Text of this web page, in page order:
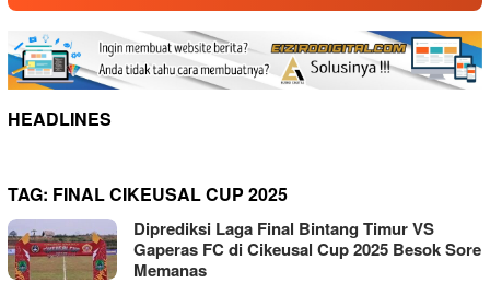
HEADLINES
TAG: FINAL CIKEUSAL CUP 2025
Diprediksi Laga Final Bintang Timur VS
Gaperas FC di Cikeusal Cup 2025 Besok Sore
Memanas